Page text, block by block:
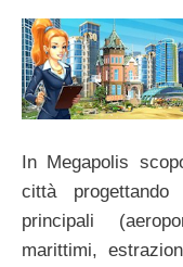
In Megapolis
città
principali
marittimi,